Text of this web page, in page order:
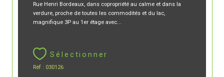
Rue Henri Bordeaux, dans copropriété au calme et dans la
verdure, proche de toutes les commodités et du lac,
magnifique 3P au 1er étage avec...
Sélectionner
Réf : 030126